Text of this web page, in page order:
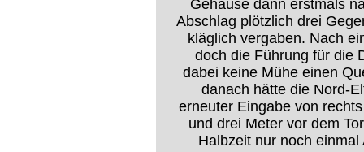
Gehäuse dann erstmals
Abschlag plötzlich drei
kläglich vergaben. Nach
doch die Führung für die
dabei keine Mühe einen
danach hätte die Nord-
erneuter Eingabe von
und drei Meter vor dem
Halbzeit nur noch